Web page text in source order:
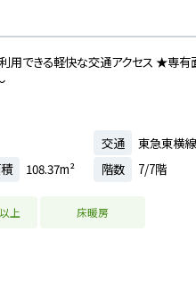
できる軽快な交通アクセス ★専
交通
東急東横線
108.37m² 階数 7/7階
上 床暖房